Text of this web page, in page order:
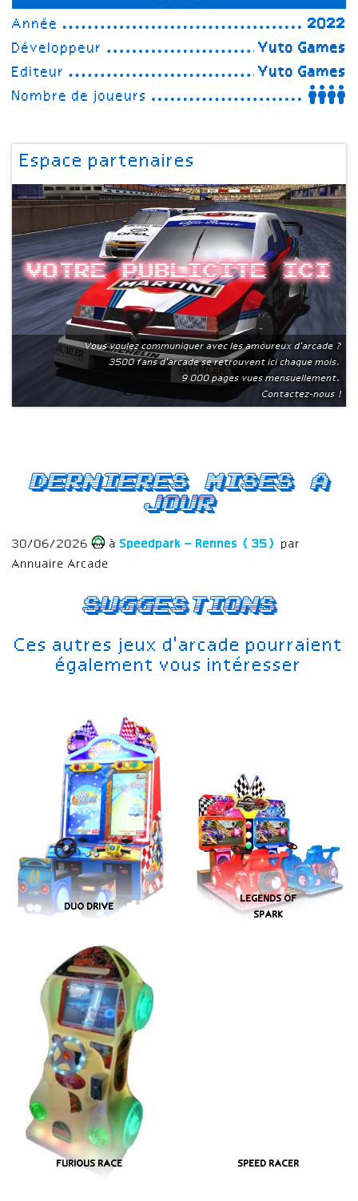
Année
2022
Développeur
Yuto Games
Editeur
Yuto Games
Nombre de joueurs
Espace partenaires
Votre publicite ici
Vous voulez communiquer avec les amoureux d'arcade ?
3500 fans d'arcade se retrouvent ici chaque mois.
9 000 pages vues mensuellement.
Contactez-nous !
Suggestions
Ces autres jeux d'arcade pourraient
également vous intéresser
DUO DRIVE
LEGENDS OF
SPARK
FURIOUS RACE SPEED RACER
Dernieres mises a
jour
30/06/2026 à Speedpark – Rennes (35)
par
Annuaire Arcade